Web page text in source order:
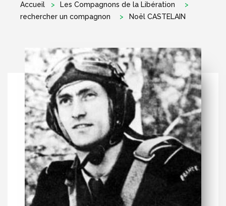
Accueil
Les Compagnons de la Libération
rechercher un compagnon
Noël CASTELAIN